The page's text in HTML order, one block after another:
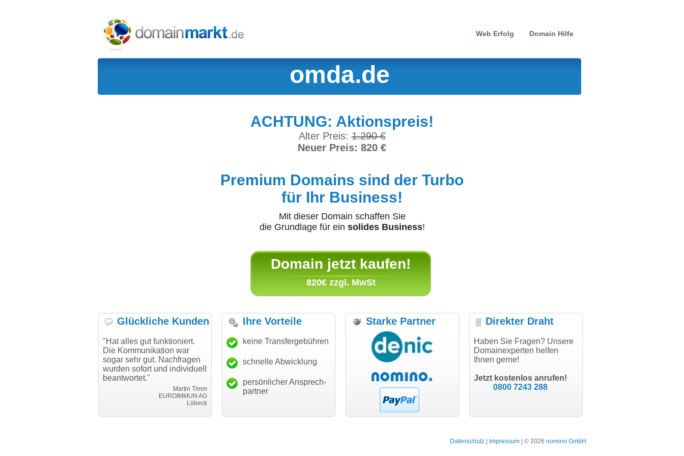
Web Erfolg Domain Hilfe
omda.de
ACHTUNG: Aktionspreis!
Alter Preis:1.290 €
Neuer Preis: 820 €
Premium Domains sind der Turbo
für Ihr Business!
Mit dieser Domain schaffen Sie
die Grundlage für ein solides Business!
Domain jetzt kaufen!
820€ zzgl. MwSt
Glückliche Kunden
"Hat alles gut funktioniert.
Die Kommunikation war
sogar sehr gut. Nachfragen
wurden sofort und individuell
beantwortet."
Martin Timm
EUROIMMUN AG
Lübeck
"Danke für den schnellen
Transfer und guten Service!"
Thomas Schäfer
i can eckert communication GmbH
"Ich bin dankbar, meine
Wunschdomain gefunden zu
haben. Die Domain passt für
hundertprozentig."
Janina Köck
Leben im Einklang
leben-im-einklang.de
"Super Abwicklung, vielen
modern software GbR
Landau an der Isar
"Vielen Dank für den
Ihre Vorteile
keine Transfergebühren
schnelle Abwicklung
persönlicher Ansprech-
partner
Starke Partner Direkter Draht
Haben Sie Fragen? Unsere
Domainexperten helfen
Ihnen gerne!
Jetzt kostenlos anrufen!
0800 7243 288
Datenschutz Impressum | © 2026 nomino GmbH